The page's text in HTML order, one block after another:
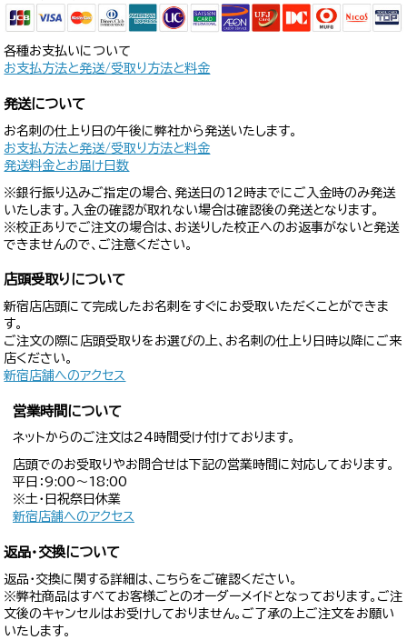
各種お支払いについて
お支払方法と発送/受取り方法と料金
発送について
お名刺の仕上り日の午後に弊社から発送いたします。
お支払方法と発送/受取り方法と料金
発送料金とお届け日数
※銀行振り込みご指定の場合、発送日の12時までにご入金時のみ発送
いたします。入金の確認が取れない場合は確認後の発送となります。
※校正ありでご注文の場合は、お送りした校正へのお返事がないと発送
できませんので、ご注意ください。
店頭受取りについて
新宿店店頭にて完成したお名刺をすぐにお受取いただくことができま
す。
ご注文の際に店頭受取りをお選びの上、お名刺の仕上り日時以降にご来
店ください。
新宿店舗へのアクセス
営業時間について
ネットからのご注文は24時間受け付けております。
店頭でのお受取りやお問合せは下記の営業時間に対応しております。
平日：9:00〜18:00
※土・日祝祭日休業
新宿店舗へのアクセス
返品・交換について
返品・交換に関する詳細は、こちらをご確認ください。
※弊社商品はすべてお客様ごとのオーダーメイドとなっております。ご注
文後のキャンセルはお受けしておりません。ご了承の上ご注文をお願い
いたします。